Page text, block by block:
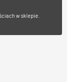
w sklepie.